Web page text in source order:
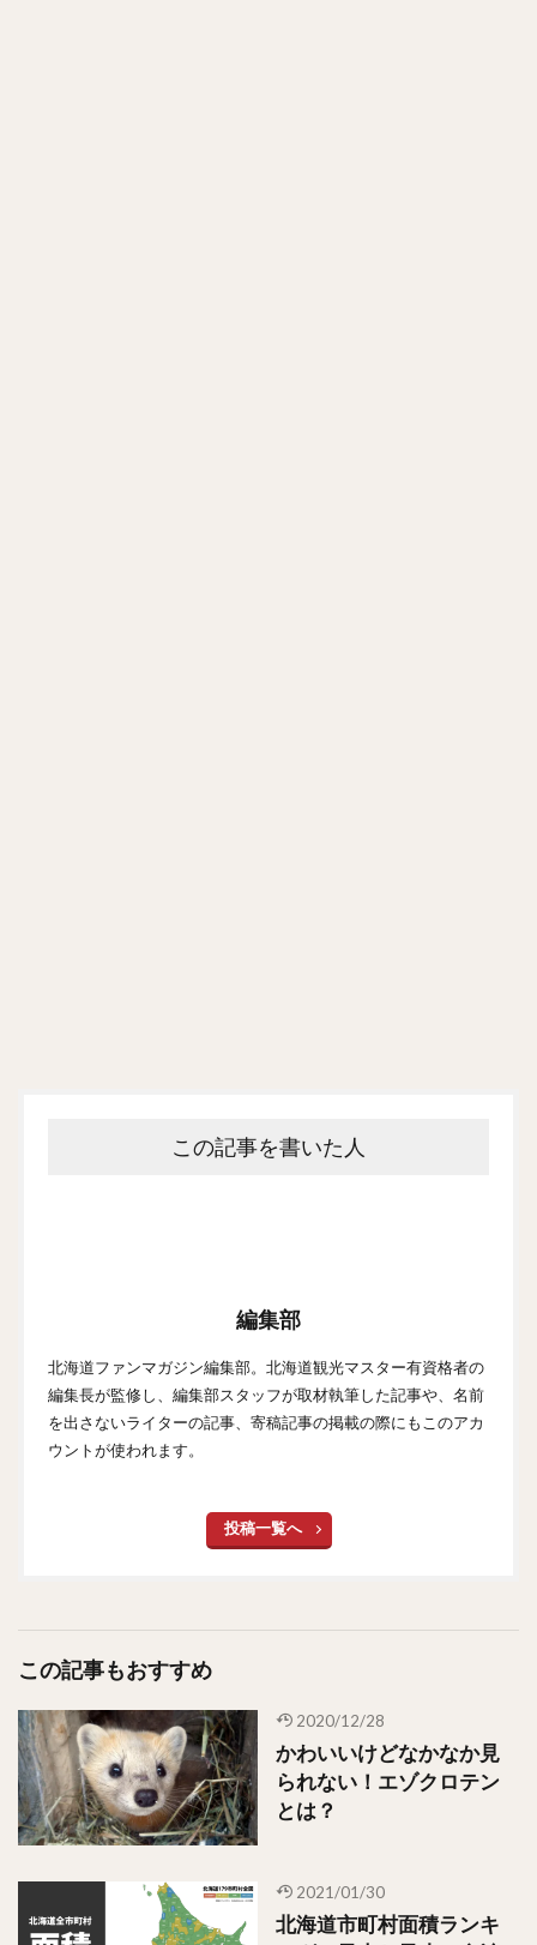
この記事を書いた人
編集部
北海道ファンマガジン編集部。北海道観光マスター有資格者の
編集長が監修し、編集部スタッフが取材執筆した記事や、名前
を出さないライターの記事、寄稿記事の掲載の際にもこのアカ
ウントが使われます。
投稿一覧へ
この記事もおすすめ
2020/12/28
かわいいけどなかなか見
られない！エゾクロテン
とは？
2021/01/30
北海道市町村面積ランキ